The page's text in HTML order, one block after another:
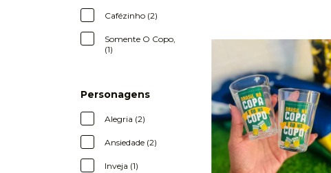
Cafézinho (2)
Somente O Copo,
(1)
Personagens
Alegria (2)
Ansiedade (2)
Inveja (1)